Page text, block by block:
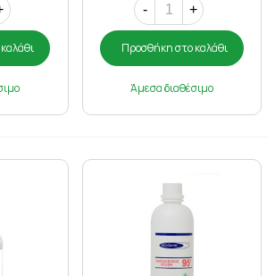
- +
Προσθήκη στο καλάθι
Άμεσα διαθέσιμο